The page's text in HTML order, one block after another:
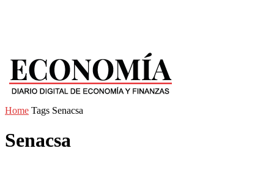
Home Tags Senacsa
Senacsa